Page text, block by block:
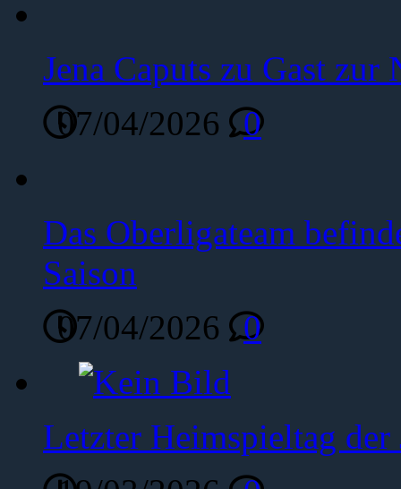
Jena Caputs zu Gast zur
07/04/2026
0
Das Oberligateam
Saison
07/04/2026
0
Letzter Heimspieltag der